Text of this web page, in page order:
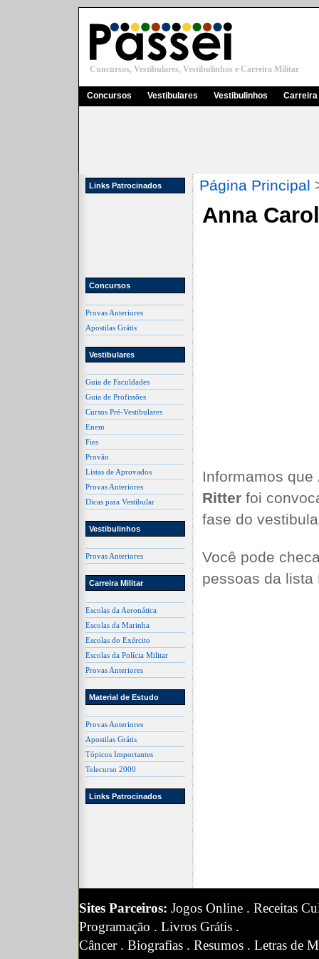
Cuncursos, Vestibulares, Vestibulinhos e Carreira Militar
Concursos Vestibulares Vestibulinhos
Links Patrocinados
Concursos
Provas Anteriores
Apostilas Grátis
Vestibulares
Guia de Faculdades
Guia de Profissões
Cursos Pré-Vestibulares
Enem
Fies
Provão
Listas de Aprovados
Provas Anteriores
Dicas para Vestibular
Vestibulinhos
Provas Anteriores
Carreira Militar
Escolas da Aeronática
Escolas da Marinha
Escolas do Exército
Escolas da Polícia Militar
Provas Anteriores
Material de Estudo
Provas Anteriores
Apostilas Grátis
Tópicos Importantes
Telecurso 2000
Links Patrocinados
Página Principal
Anna
Informamos que
Ritter foi
fase do
Você pode
pessoas da lista
Sites Parceiros: Jogos Online . Receitas
Programação . Livros Grátis .
Câncer. Biografias . Resumos . Letras de